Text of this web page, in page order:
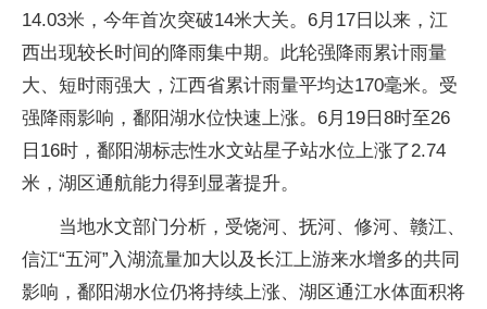
14.03米，今年首次突破14米大关。6月17日以来，江
西出现较长时间的降雨集中期。此轮强降雨累计雨量
大、短时雨强大，江西省累计雨量平均达170毫米。受
强降雨影响，鄱阳湖水位快速上涨。6月19日8时至26
日16时，鄱阳湖标志性水文站星子站水位上涨了2.74
米，湖区通航能力得到显著提升。
当地水文部门分析，受饶河、抚河、修河、赣江、
信江“五河”入湖流量加大以及长江上游来水增多的共同
影响，鄱阳湖水位仍将持续上涨、湖区通江水体面积将